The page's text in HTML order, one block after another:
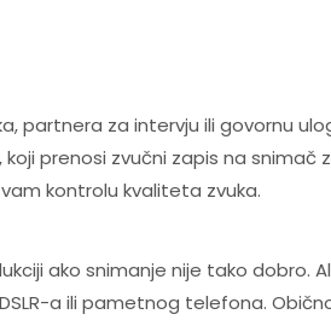
partnera za intervju ili govornu
prenosi zvučni zapis na snimač
kontrolu kvaliteta zvuka.
ako snimanje nije tako dobro.
a ili pametnog telefona.